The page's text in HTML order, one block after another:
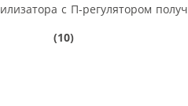
с П-регулятором
(10)